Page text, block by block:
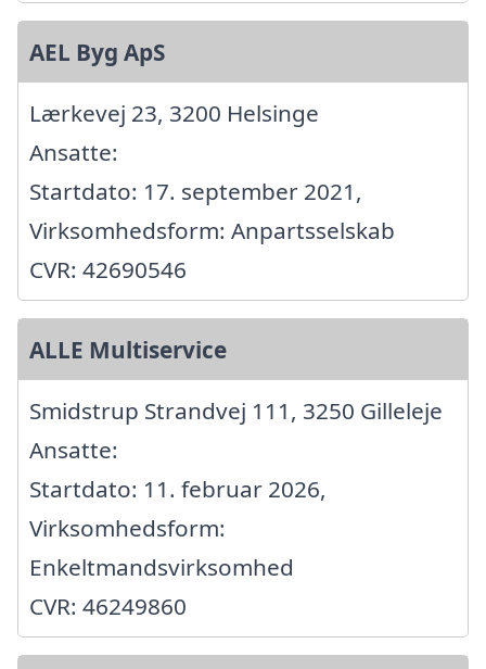
AEL Byg ApS
Lærkevej 23, 3200 Helsinge
Ansatte:
Startdato: 17. september 2021,
Virksomhedsform: Anpartsselskab
CVR: 42690546
ALLE Multiservice
Smidstrup Strandvej 111, 3250 Gilleleje
Ansatte:
Startdato: 11. februar 2026,
Virksomhedsform:
Enkeltmandsvirksomhed
CVR: 46249860